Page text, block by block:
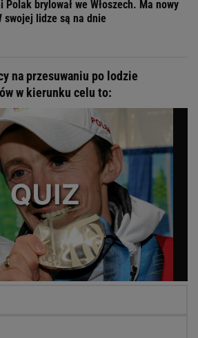
Polak brylował we Włoszech. Ma nowy
swojej lidze są na dnie
na przesuwaniu po lodzie
w kierunku celu to: